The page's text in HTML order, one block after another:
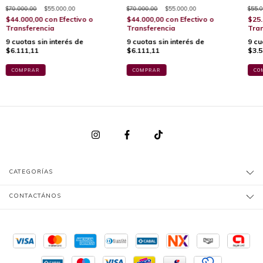
$70.000,00 $55.000,00
$44.000,00 con Efectivo o
Transferencia
9 cuotas sin interés de
$6.111,11
COMPRAR
$70.000,00 $55.000,00
$44.000,00 con Efectivo o
Transferencia
9 cuotas sin interés de
$6.111,11
COMPRAR
9
CATEGORÍAS
CONTACTÁNOS